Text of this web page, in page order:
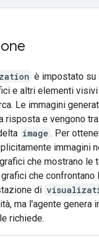
è impostato su
e altri elementi
Le immagini
risposta e vengono
image . Per
immagini
che mostrano le
che confrontano
di
ma l'agente genera
richiede.